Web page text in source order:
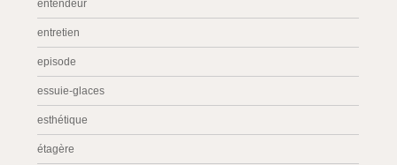
entendeur
entretien
episode
essuie-glaces
esthétique
étagère